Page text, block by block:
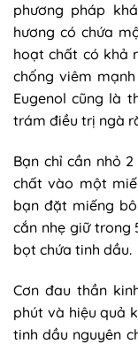
phương pháp
hương có chứa
hoạt chất có khả
chống viêm
Eugenol cũng là
trám điều trị ngà
Bạn chỉ cần nhỏ
chất vào một
bạn đặt miếng
cắn nhẹ giữ trong
bọt chứa tinh dầu.
Cơn đau thần
phút và hiệu quả
tinh dầu nguyên